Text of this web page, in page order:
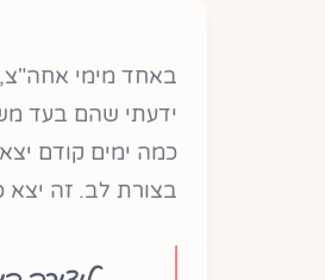
באחד מימי אחה"צ, הגיעו 2 חברים ליובל
ידעתי שהם בעד
כמה ימים קודם
בצורת לב. זה יצא